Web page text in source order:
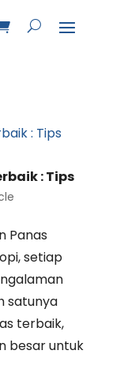
: Tips
Panas
setiap
satunya
terbaik,
besar untuk